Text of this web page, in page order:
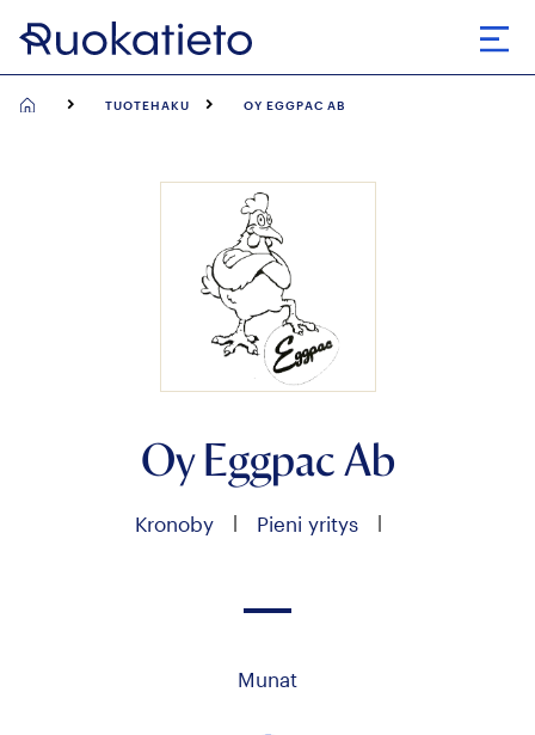
Siirry
suoraan
TUOTEHAKU OY EGGPAC AB
Oy Eggpac Ab
Kronoby | Pieni yritys |
Munat